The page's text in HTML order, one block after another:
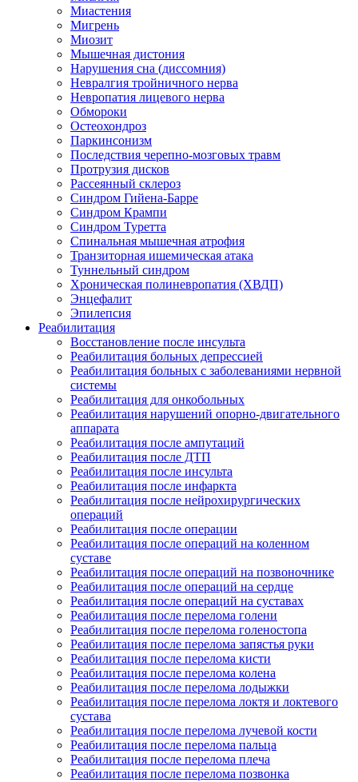
Миастения
Мигрень
Миозит
Мышечная дистония
Нарушения сна (диссомния)
Невралгия тройничного нерва
Невропатия лицевого нерва
Обмороки
Остеохондроз
Паркинсонизм
Последствия черепно-мозговых травм
Протрузия дисков
Рассеянный склероз
Синдром Гийена-Барре
Синдром Крампи
Синдром Туретта
Спинальная мышечная атрофия
Транзиторная ишемическая атака
Туннельный синдром
Хроническая полиневропатия (ХВДП)
Энцефалит
Эпилепсия
Реабилитация
Восстановление после инсульта
Реабилитация больных депрессией
Реабилитация больных с заболеваниями нервной
системы
Реабилитация для онкобольных
Реабилитация нарушений опорно-двигательного
аппарата
Реабилитация после ампутаций
Реабилитация после ДТП
Реабилитация после инсульта
Реабилитация после инфаркта
Реабилитация после нейрохирургических
операций
Реабилитация после операции
Реабилитация после операций на коленном
суставе
Реабилитация после операций на позвоночнике
Реабилитация после операций на сердце
Реабилитация после операций на суставах
Реабилитация после перелома голени
Реабилитация после перелома голеностопа
Реабилитация после перелома запястья руки
Реабилитация после перелома кисти
Реабилитация после перелома колена
Реабилитация после перелома лодыжки
Реабилитация после перелома локтя и локтевого
сустава
Реабилитация после перелома лучевой кости
Реабилитация после перелома пальца
Реабилитация после перелома плеча
Реабилитация после перелома позвонка